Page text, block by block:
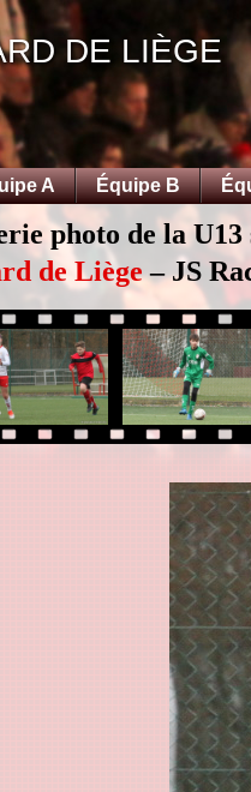
DE LIÈGE
A Équipe B
photo de la U13
de Liège– JS